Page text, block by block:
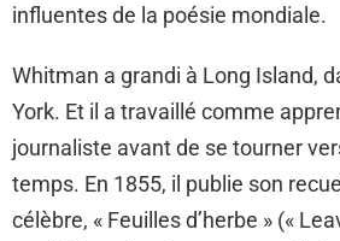
influentes de la poésie mondiale.
Whitman a grandi à Long Island,
York. Et il a travaillé comme
journaliste avant de se tourner
temps. En 1855, il publie son
célèbre, « Feuilles d’herbe » («